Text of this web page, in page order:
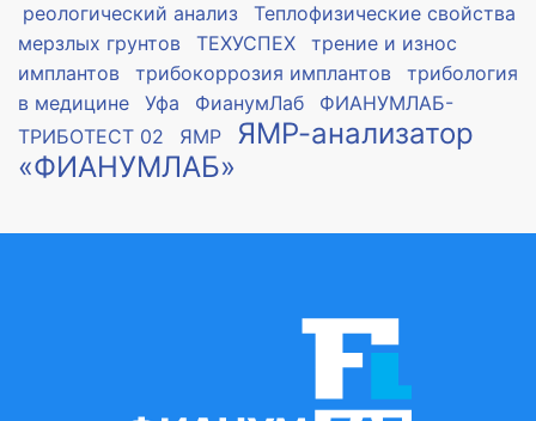
реологический анализ
Теплофизические свойства
мерзлых грунтов
ТЕХУСПЕХ
трение и износ
имплантов
трибокоррозия имплантов
трибология
в медицине
Уфа ФианумЛаб
ФИАНУМЛАБ-
ТРИБОТЕСТ 02
ЯМР
ЯМР-анализатор
«ФИАНУМЛАБ»